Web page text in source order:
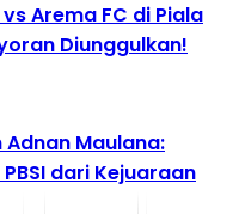
Arema FC di Piala
Diunggulkan!
Maulana:
dari Kejuaraan